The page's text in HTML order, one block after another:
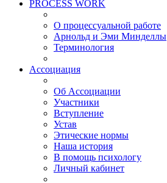
PROCESS WORK
О процессуальной работе
Арнольд и Эми Минделлы
Терминология
Ассоциация
Об Ассоциации
Участники
Вступление
Устав
Этические нормы
Наша история
В помощь психологу
Личный кабинет